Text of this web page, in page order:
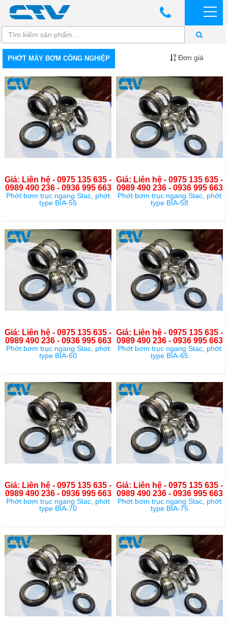
PHỚT MÁY BƠM CÔNG NGHIỆP Đơn giá
Giá: Liên hệ - 0975 135 635 -
0989 490 236 - 0936 995 663
Phớt bơm trục ngang Stac, phớt
type BIA-55
Giá: Liên hệ - 0975 135 635 -
0989 490 236 - 0936 995 663
Phớt bơm trục ngang Stac, phớt
type BIA-58
Giá: Liên hệ - 0975 135 635 -
0989 490 236 - 0936 995 663
Phớt bơm trục ngang Stac, phớt
type BIA-60
Giá: Liên hệ - 0975 135 635 -
0989 490 236 - 0936 995 663
Phớt bơm trục ngang Stac, phớt
type BIA-65
Giá: Liên hệ - 0975 135 635 -
0989 490 236 - 0936 995 663
Phớt bơm trục ngang Stac, phớt
type BIA-70
Giá: Liên hệ - 0975 135 635 -
0989 490 236 - 0936 995 663
Phớt bơm trục ngang Stac, phớt
type BIA-75